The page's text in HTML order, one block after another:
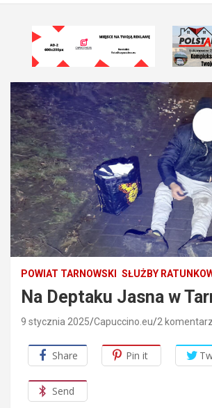
POWIAT TARNOWSKI SŁUŻBY
Na Deptaku Jasna w
9 stycznia 2025 Capuccino.eu 2
Share Pin it
Send